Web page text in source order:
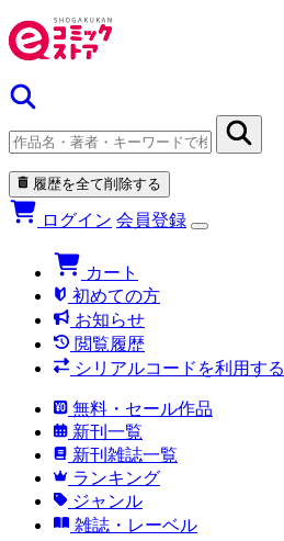
履歴を全て削除する
ログイン 会員登録
カート
初めての方
お知らせ
閲覧履歴
シリアルコードを利用する
無料・セール作品
新刊一覧
新刊雑誌一覧
ランキング
ジャンル
雑誌・レーベル